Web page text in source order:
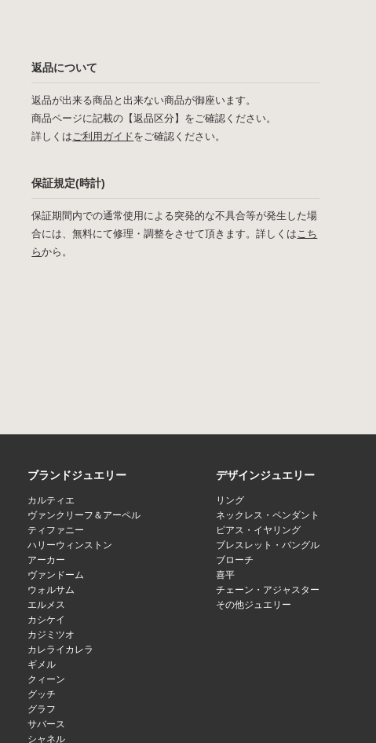
返品について
返品が出来る商品と出来ない商品が御座います。
商品ページに記載の【返品区分】をご確認ください。
詳しくはご利用ガイドをご確認ください。
保証規定(時計)
保証期間内での通常使用による突発的な不具合等が発生した場
合には、無料にて修理・調整をさせて頂きます。詳しくはこち
らから。
ブランドジュエリー
カルティエ
ヴァンクリーフ＆アーペル
ティファニー
ハリーウィンストン
アーカー
ヴァンドーム
ウォルサム
エルメス
カシケイ
カジミツオ
カレライカレラ
ギメル
クィーン
グッチ
グラフ
サバース
シャネル
デザインジュエリー
リング
ネックレス・ペンダント
ピアス・イヤリング
ブレスレット・バングル
ブローチ
喜平
チェーン・アジャスター
その他ジュエリー